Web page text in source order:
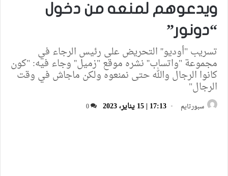
ويدعوهم لمنعه من دخول
“دونور”
تسريب "أوديو'' التحريض على رئيس الرجاء في
مجموعة "واتساب'' نشره موقع "زميل'' وجاء فيه: "كون
كانوا الرجال والله حتى نمنعوه ولكن ماجاش في وقت
الرجال"
سبورتايم 17:13 | 15 يناير، 2023 0